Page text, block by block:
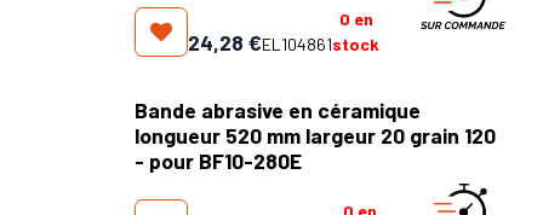
24,28 €EL104861
0 en
stock
Bande abrasive en céramique
longueur 520 mm largeur 20 grain 120
- pour BF10-280E
0 en